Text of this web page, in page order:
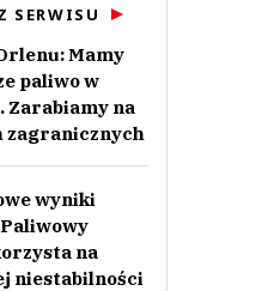
SERWISU
Mamy
paliwo w
Zarabiamy na
zagranicznych
wyniki
na
niestabilności